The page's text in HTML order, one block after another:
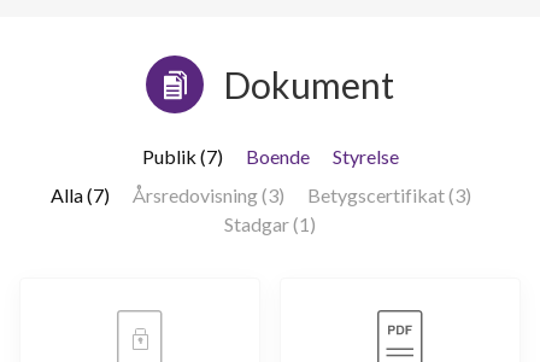
Dokument
Publik (7) Boende
Styrelse
Alla (7)
Årsredovisning (3)
Betygscertifikat (3)
Stadgar (1)